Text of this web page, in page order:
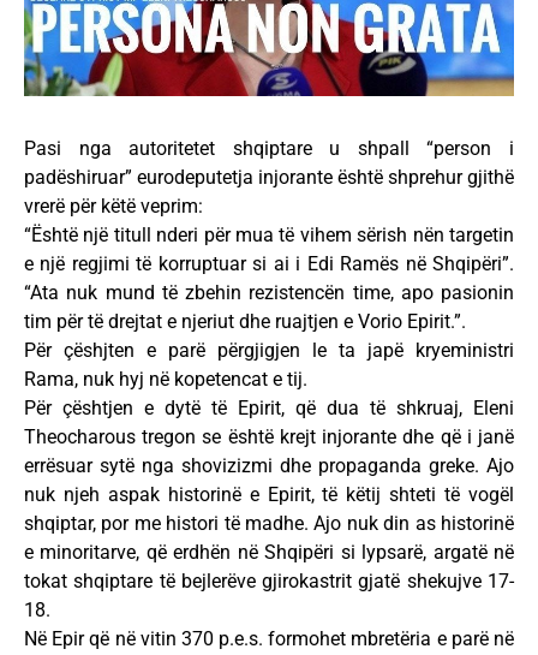
Pasi nga autoritetet shqiptare u shpall “person i
padëshiruar” eurodeputetja injorante është shprehur gjithë
vrerë për këtë veprim:
“Është një titull nderi për mua të vihem sërish nën targetin
e një regjimi të korruptuar si ai i Edi Ramës në Shqipëri”.
“Ata nuk mund të zbehin rezistencën time, apo pasionin
tim për të drejtat e njeriut dhe ruajtjen e Vorio Epirit.”.
Për çëshjten e parë përgjigjen le ta japë kryeministri
Rama, nuk hyj në kopetencat e tij.
Për çështjen e dytë të Epirit, që dua të shkruaj, Eleni
Theocharous tregon se është krejt injorante dhe që i janë
errësuar sytë nga shovizizmi dhe propaganda greke. Ajo
nuk njeh aspak historinë e Epirit, të këtij shteti të vogël
shqiptar, por me histori të madhe. Ajo nuk din as historinë
e minoritarve, që erdhën në Shqipëri si lypsarë, argatë në
tokat shqiptare të bejlerëve gjirokastrit gjatë shekujve 17-
18.
Në Epir që në vitin 370 p.e.s. formohet mbretëria e parë në